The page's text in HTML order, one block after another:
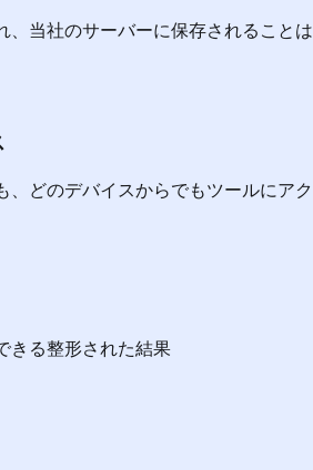
、当社のサーバーに保存されることは
、どのデバイスからでもツールにアク
きる整形された結果